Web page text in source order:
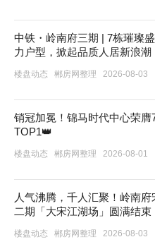
中铁・岭南府三期 | 7栋璀璨
力户型，掀起品质人居新浪潮
楼盘动态 郴房网整理 2026-08-03
销冠加冕！锦马时代中心荣膺
TOP1👑
楼盘动态 郴房网整理 2026-08-01
人气沸腾，千人汇聚！岭南
二期「大宋江湖场」圆满结束
楼盘动态 郴房网整理 2026-08-03